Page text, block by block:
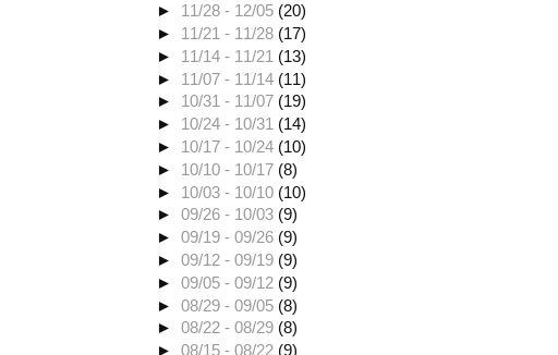
► 11/28 - 12/05 (20)
► 11/21 - 11/28 (17)
► 11/14 - 11/21 (13)
► 11/07 - 11/14 (11)
► 10/31 - 11/07 (19)
► 10/24 - 10/31 (14)
► 10/17 - 10/24 (10)
► 10/10 - 10/17 (8)
► 10/03 - 10/10 (10)
►09/26 - 10/03 (9)
►09/19 - 09/26 (9)
►09/12 - 09/19 (9)
►09/05 - 09/12 (9)
►08/29 - 09/05 (8)
►08/22 - 08/29 (8)
►08/15 - 08/22 (9)